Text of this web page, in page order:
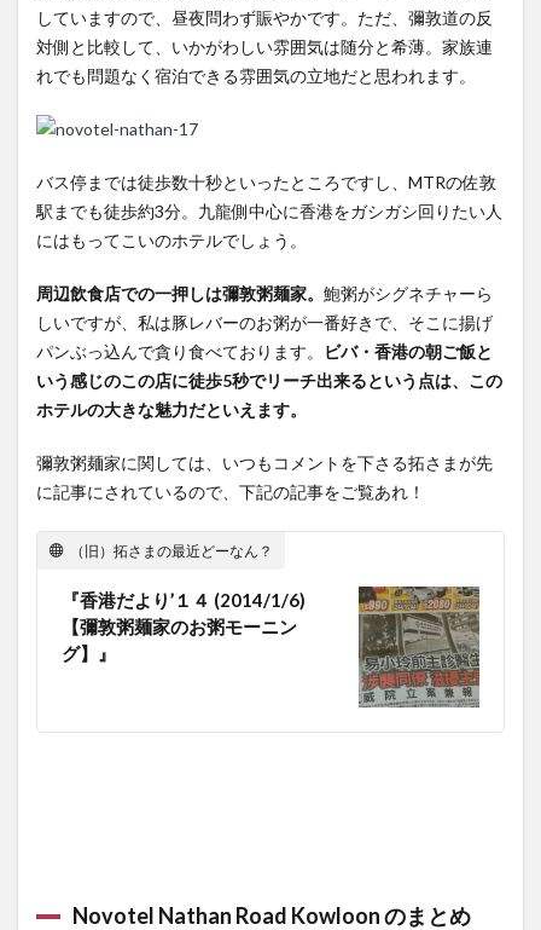
していますので、昼夜問わず賑やかです。ただ、彌敦道の反
対側と比較して、いかがわしい雰囲気は随分と希薄。家族連
れでも問題なく宿泊できる雰囲気の立地だと思われます。
バス停までは徒歩数十秒といったところですし、MTRの佐敦
駅までも徒歩約3分。九龍側中心に香港をガシガシ回りたい人
にはもってこいのホテルでしょう。
周辺飲食店での一押しは彌敦粥麺家。 鮑粥がシグネチャーら
しいですが、私は豚レバーのお粥が一番好きで、そこに揚げ
パンぶっ込んで貪り食べております。
ビバ・香港の朝ご飯と
いう感じのこの店に徒歩5秒でリーチ出来るという点は、この
ホテルの大きな魅力だといえます。
彌敦粥麺家に関しては、いつもコメントを下さる拓さまが先
に記事にされているので、下記の記事をご覧あれ！
（旧）拓さまの最近どーなん？
『香港だより’１４ (2014/1/6)
【彌敦粥麺家のお粥モーニン
グ】』
Novotel Nathan Road Kowloon のまとめ